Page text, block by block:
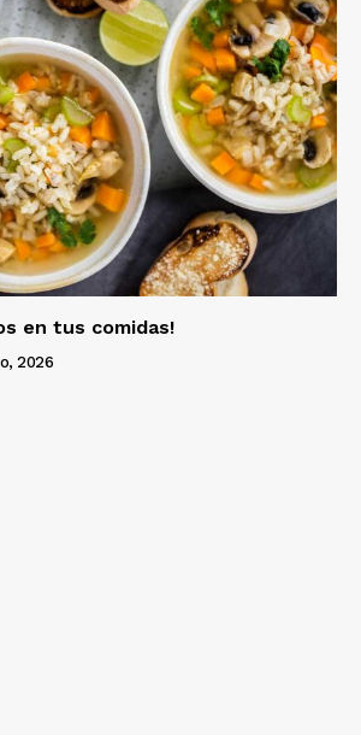
en tus comidas!
2026